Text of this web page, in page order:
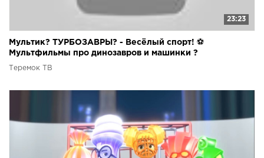
23:23
Мультик? ТУРБОЗАВРЫ? - Весёлый спорт! ⚽
Мультфильмы про динозавров и машинки ?
Теремок ТВ